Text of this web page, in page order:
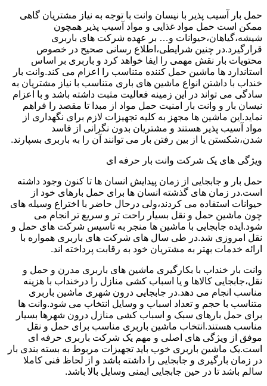
حمل بار آسیب پذیر با نیسان وانت با توجه به نیاز مشتریان گاهی
ممکن است حمل مواد غذایی و مواد آسیب پذیر همچون
شیشه،گیاهان،حیوانات و… بر عهده شرکت های باربری
قرارگیرد.در چنین شرایطی،اطلاع رسانی صحیح در خصوص
محتویات بار نقش مهمی را ایفا خواهد کرد و باربری بر اساس
استاندارد ها ماشین حمل کننده متناسب را اعزام می کند.وانت بار
خنداب با داشتن انواع ماشین های باری متناسب با نیاز مشتریان به
سادگی می تواند در این زمینه فعالیت مثبت داشته باشد و با اعزام
نیسان بار و وانت بار امنیت حمل مواد از مبدا تا مقصد را فراهم
نماید.این ماشین ها مجهز به کلیه تجهیزات لازم برای نگهداری از
مواد آسیب پذیر هستند و مشتریان بدون نگرانی از فاسد
شدن،شکستن یا از بین رفتن بار می توانند آن را به باربری بسپارند.
ویژگی های یک شرکت وانت بار حرفه ای
حمل بار و جابجایی از زمان پیدایش انسان ها تا کنون وجود داشته
است.در زمان های گذشته انسان ها برای حمل بارهای خود از
حیوانات استفاده می کردند،ولی درحال حاضر با اختراع وسیله های
چون ماشین حمل و نقل بسیار راحت تر و سریع تر انجام می
شود.ایده جابجایی با ماشین ها منجر به تاسیس شرکت های حمل و
نقل امروزی شد.در طی سال های شرکت های باربری همواره با
ارائه خدمات بهتر به مشتریان خود به رقابت پرداخته اند.
وانت بار خنداب با بکارگیری ماشین های باربری مدرن و حمل و
نقل،جابجایی کالاها و یا اسباب کشی منازل را درخنداب با هزینه
مناسب انجام می دهد.در جابجایی درون شهری ماشین باربری
متناسب با حجم و تعداد اسباب و وسایل انتخاب می شود.وانت ها
برای حمل بارهای سبک و اسباب کشی منازل درون شهرها بسیار
مناسب هستند.انتخاب ماشین باربری مناسب برای حمل و نقل
موفق از ویژگی های اصلی و مهم یک شرکت باربری حرفه ای
است.یک ماشین باربری خوب باید تجهیزات مربوط به بسته بندی بار
در زمان بارگیری و جابجایی را داشته باشد و از لحاظ فنی کاملا
سالم باشد تا در حین جابجایی ایمنی وسایل بالا باشد.